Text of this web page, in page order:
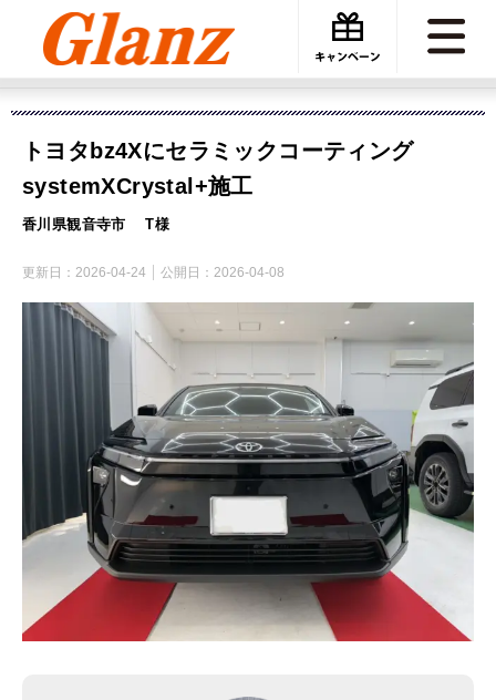
カーケアグランツ
施工事例
トヨタbz4XにセラミックコーティングsystemXCrystal+施工
トヨタbz4Xにセラミックコーティング
systemXCrystal+施工
香川県観音寺市 T様
更新日： 2026-04-24 公開日： 2026-04-08